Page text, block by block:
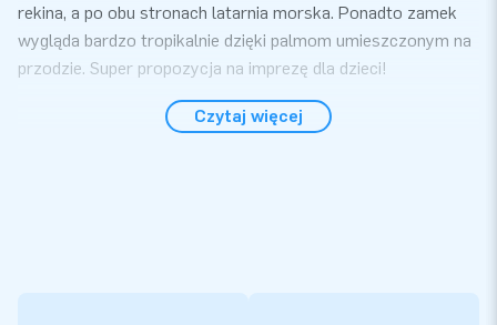
rekina, a po obu stronach latarnia morska. Ponadto zamek
wygląda bardzo tropikalnie dzięki palmom umieszczonym na
przodzie. Super propozycja na imprezę dla dzieci!
Dmuchany zamek z rekinem
Czytaj więcej